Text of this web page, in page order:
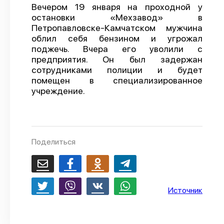
О проекте
Политика конфиденциальности
Вечером 19 января на проходной у
остановки «Мехзавод» в
Петропавловске-Камчатском мужчина
облил себя бензином и угрожал
поджечь. Вчера его уволили с
предприятия. Он был задержан
сотрудниками полиции и будет
помещен в специализированное
учреждение.
Поделиться
Источник